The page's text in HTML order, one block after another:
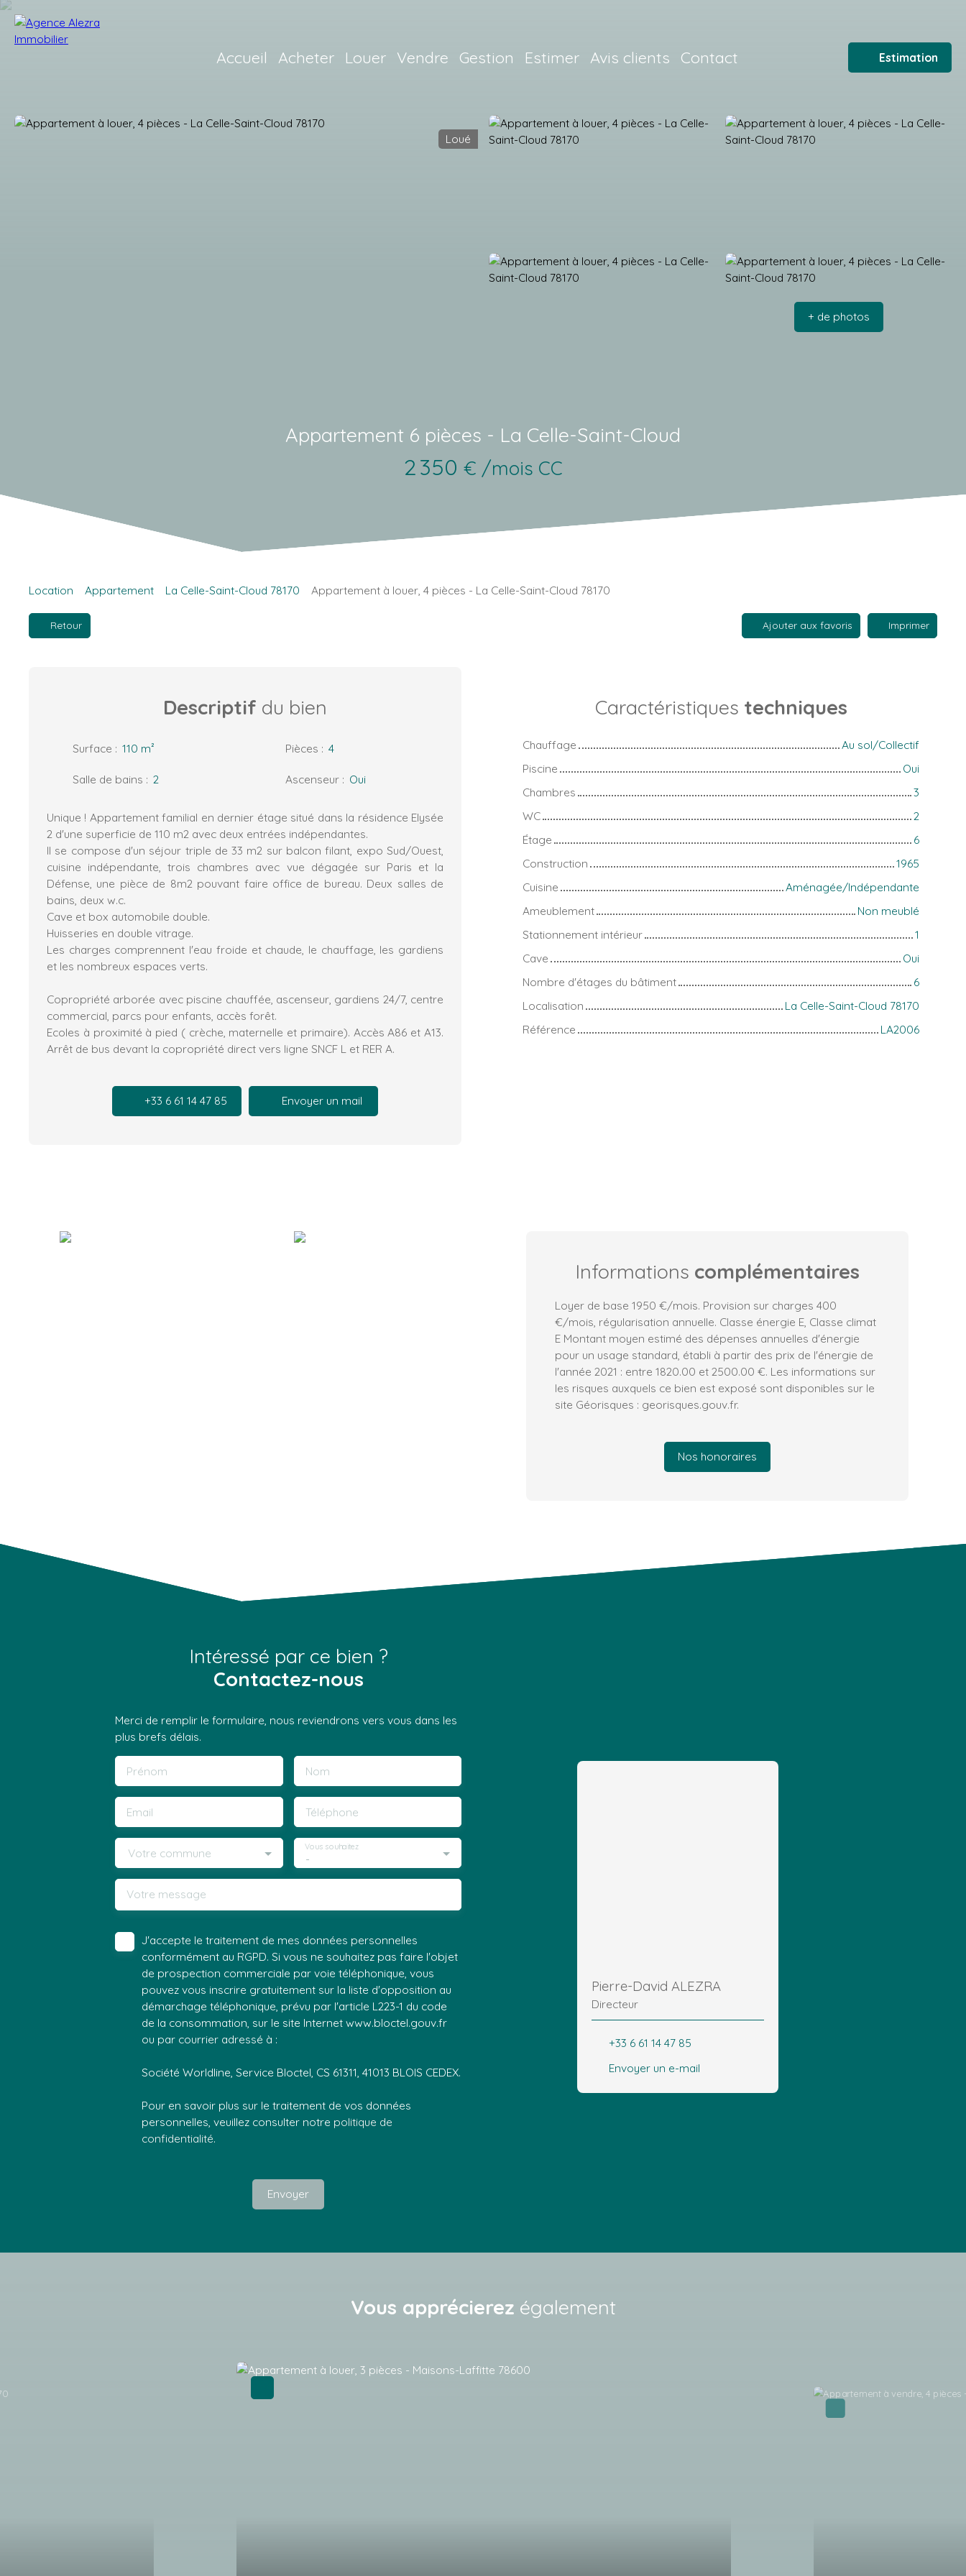
Accueil Acheter Louer Vendre Gestion Estimer Avis clients Contact Estimation
Loué
+ de photos
Appartement 6 pièces - La Celle-Saint-Cloud
2 350 € /mois CC
Location Appartement La Celle-Saint-Cloud 78170 Appartement à louer, 4 pièces - La Celle-Saint-Cloud 78170
Retour Ajouter aux favoris Imprimer
Descriptif du bien
Surface : 110 m² Pièces : 4
Salle de bains : 2 Ascenseur : Oui
Unique ! Appartement familial en dernier étage situé dans la résidence Elysée
2 d'une superficie de 110 m2 avec deux entrées indépendantes.
Il se compose d'un séjour triple de 33 m2 sur balcon filant, expo Sud/Ouest,
cuisine indépendante, trois chambres avec vue dégagée sur Paris et la
Défense, une pièce de 8m2 pouvant faire office de bureau. Deux salles de
bains, deux w.c.
Cave et box automobile double.
Huisseries en double vitrage.
Les charges comprennent l'eau froide et chaude, le chauffage, les gardiens
et les nombreux espaces verts.
Copropriété arborée avec piscine chauffée, ascenseur, gardiens 24/7, centre
commercial, parcs pour enfants, accès forêt.
Ecoles à proximité à pied ( crèche, maternelle et primaire). Accès A86 et A13.
Arrêt de bus devant la copropriété direct vers ligne SNCF L et RER A.
+33 6 61 14 47 85 Envoyer un mail
Caractéristiques techniques
Chauffage
Au sol/Collectif
Piscine
Oui
Chambres
3
WC
2
Étage
6
Construction
1965
Cuisine
Aménagée/Indépendante
Ameublement
Non meublé
Stationnement intérieur
1
Cave
Oui
Nombre d'étages du bâtiment
6
Localisation
La Celle-Saint-Cloud 78170
Référence
LA2006
Informations complémentaires
Loyer de base 1950 €/mois. Provision sur charges 400
€/mois, régularisation annuelle. Classe énergie E, Classe climat
E Montant moyen estimé des dépenses annuelles d'énergie
pour un usage standard, établi à partir des prix de l'énergie de
l'année 2021 : entre 1820.00 et 2500.00 €. Les informations sur
les risques auxquels ce bien est exposé sont disponibles sur le
site Géorisques : georisques.gouv.fr.
Nos honoraires
Intéressé par ce bien ?
Contactez-nous
Merci de remplir le formulaire, nous reviendrons vers vous dans les
plus brefs délais.
Prénom Nom
Email Téléphone
Votre commune -
Vous souhaitez
Votre message
J'accepte le traitement de mes données personnelles
conformément au RGPD. Si vous ne souhaitez pas faire l'objet
de prospection commerciale par voie téléphonique, vous
pouvez vous inscrire gratuitement sur la liste d'opposition au
démarchage téléphonique, prévu par l'article L223-1 du code
de la consommation, sur le site Internet www.bloctel.gouv.fr
ou par courrier adressé à :
Société Worldline, Service Bloctel, CS 61311, 41013 BLOIS CEDEX.
Pour en savoir plus sur le traitement de vos données
personnelles, veuillez consulter notre politique de
confidentialité.
Envoyer
Pierre-David ALEZRA
Directeur
+33 6 61 14 47 85
Envoyer un e-mail
Vous apprécierez également